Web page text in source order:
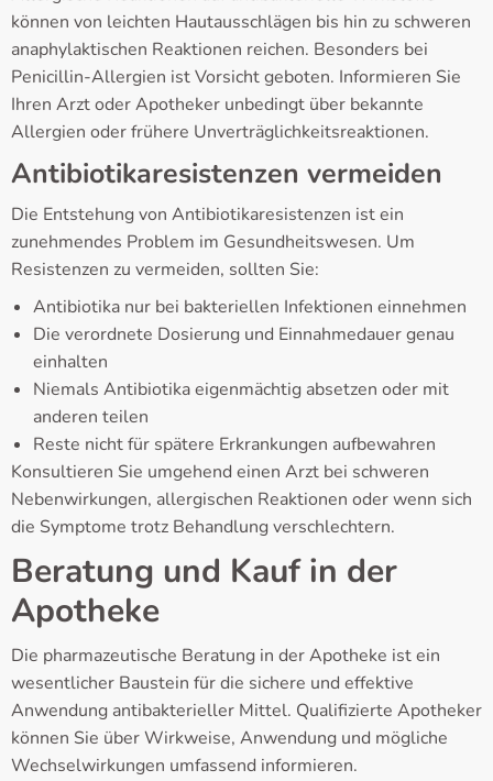
können von leichten Hautausschlägen bis hin zu schweren
anaphylaktischen Reaktionen reichen. Besonders bei
Penicillin-Allergien ist Vorsicht geboten. Informieren Sie
Ihren Arzt oder Apotheker unbedingt über bekannte
Allergien oder frühere Unverträglichkeitsreaktionen.
Antibiotikaresistenzen vermeiden
Die Entstehung von Antibiotikaresistenzen ist ein
zunehmendes Problem im Gesundheitswesen. Um
Resistenzen zu vermeiden, sollten Sie:
Antibiotika nur bei bakteriellen Infektionen einnehmen
Die verordnete Dosierung und Einnahmedauer genau
einhalten
Niemals Antibiotika eigenmächtig absetzen oder mit
anderen teilen
Reste nicht für spätere Erkrankungen aufbewahren
Konsultieren Sie umgehend einen Arzt bei schweren
Nebenwirkungen, allergischen Reaktionen oder wenn sich
die Symptome trotz Behandlung verschlechtern.
Beratung und Kauf in der
Apotheke
Die pharmazeutische Beratung in der Apotheke ist ein
wesentlicher Baustein für die sichere und effektive
Anwendung antibakterieller Mittel. Qualifizierte Apotheker
können Sie über Wirkweise, Anwendung und mögliche
Wechselwirkungen umfassend informieren.